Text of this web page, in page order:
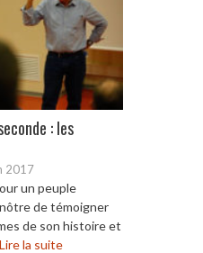
: les
2017
un peuple
de témoigner
de son histoire et
Lire la suite